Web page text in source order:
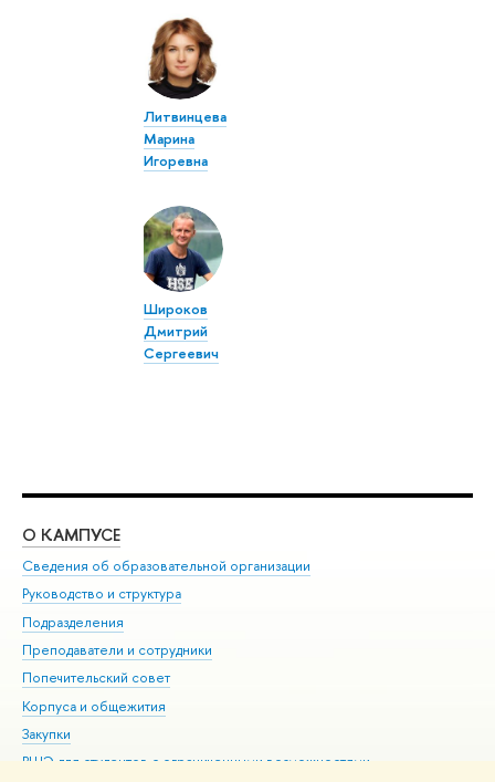
Литвинцева
Марина
Игоревна
Широков
Дмитрий
Сергеевич
О КАМПУСЕ
Сведения об образовательной организации
Руководство и структура
Подразделения
Преподаватели и сотрудники
Попечительский совет
Корпуса и общежития
Закупки
ВШЭ для студентов с ограниченными возможностями